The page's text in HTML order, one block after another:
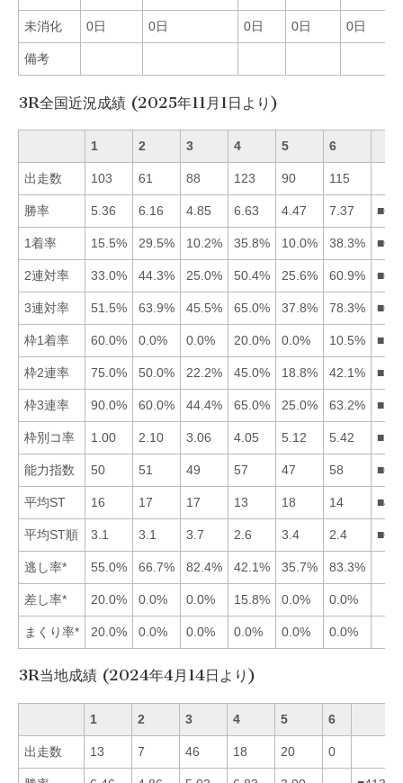
未消化 0日 0日 0日 0日 0日
備考
3R全国近況成績 (2025年11月1日より)
1 2 3 4 5 6
出走数 103 61 88 123 90 115
勝率 5.36 6.16 4.85 6.63 4.47 7.37
1着率 15.5% 29.5% 10.2% 35.8% 10.0% 38.3%
2連対率 33.0% 44.3% 25.0% 50.4% 25.6% 60.9%
3連対率 51.5% 63.9% 45.5% 65.0% 37.8% 78.3%
枠1着率 60.0% 0.0% 0.0% 20.0% 0.0% 10.5%
枠2連率 75.0% 50.0% 22.2% 45.0% 18.8% 42.1%
枠3連率 90.0% 60.0% 44.4% 65.0% 25.0% 63.2%
枠別コ率 1.00 2.10 3.06 4.05 5.12 5.42
能力指数 50 51 49 57 47 58
平均ST 16 17 17 13 18 14
平均ST順 3.1 3.1 3.7 2.6 3.4 2.4
逃し率* 55.0% 66.7% 82.4% 42.1% 35.7% 83.3%
差し率* 20.0% 0.0% 0.0% 15.8% 0.0% 0.0%
まくり率* 20.0% 0.0% 0.0% 0.0% 0.0% 0.0%
3R当地成績 (2024年4月14日より)
1 2 3 4 5 6
出走数 13 7 46 18 20 0